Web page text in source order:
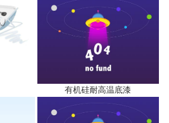
有机硅耐高温底漆